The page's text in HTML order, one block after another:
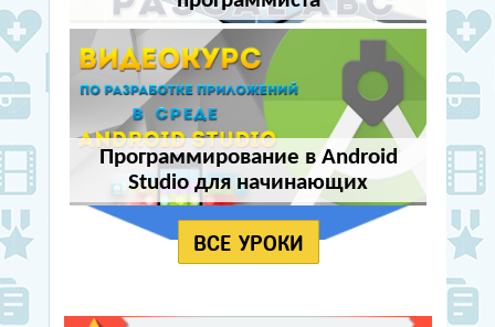
Программирование в Android
Studio для начинающих
ВСЕ УРОКИ